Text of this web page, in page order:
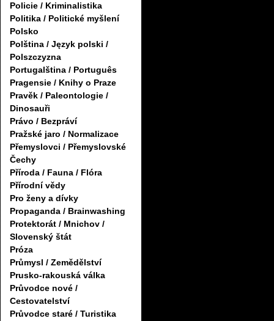
Policie / Kriminalistika
Politika / Politické myšlení
Polsko
Polština / Język polski /
Polszczyzna
Portugalština / Português
Pragensie / Knihy o Praze
Pravěk / Paleontologie /
Dinosauři
Právo / Bezpráví
Pražské jaro / Normalizace
Přemyslovci / Přemyslovské
Čechy
Příroda / Fauna / Flóra
Přírodní vědy
Pro ženy a dívky
Propaganda / Brainwashing
Protektorát / Mnichov /
Slovenský štát
Próza
Průmysl / Zemědělství
Prusko-rakouská válka
Průvodce nové /
Cestovatelství
Průvodce staré / Turistika